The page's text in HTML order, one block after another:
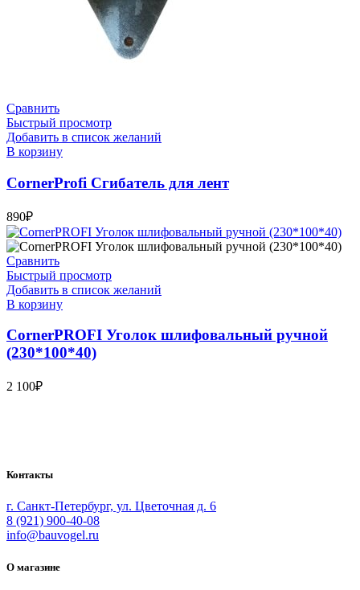
Сравнить
Быстрый просмотр
Добавить в список желаний
В корзину
CornerProfi Сгибатель для лент
890₽
Сравнить
Быстрый просмотр
Добавить в список желаний
В корзину
CornerPROFI Уголок шлифовальный ручной
(230*100*40)
2 100₽
Контакты
г. Санкт-Петербург, ул. Цветочная д. 6
8 (921) 900-40-08
info@bauvogel.ru
О магазине